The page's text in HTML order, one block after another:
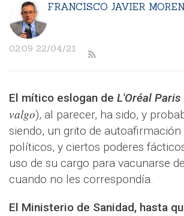
FRANCISCO JAVIER
02:09 22/04/21
El mítico eslogan de L'Oréal Paris
valgo), al parecer, ha sido, y
siendo, un grito de autoafirmación
políticos, y ciertos poderes
uso de su cargo para vacunarse
cuando no les correspondía.
El Ministerio de Sanidad, hasta